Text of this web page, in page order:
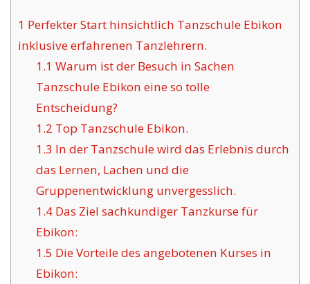
1 Perfekter Start hinsichtlich Tanzschule Ebikon
inklusive erfahrenen Tanzlehrern.
1.1 Warum ist der Besuch in Sachen
Tanzschule Ebikon eine so tolle
Entscheidung?
1.2 Top Tanzschule Ebikon.
1.3 In der Tanzschule wird das Erlebnis durch
das Lernen, Lachen und die
Gruppenentwicklung unvergesslich.
1.4Das Ziel sachkundiger Tanzkurse für
Ebikon:
1.5 Die Vorteile des angebotenen Kurses in
Ebikon: